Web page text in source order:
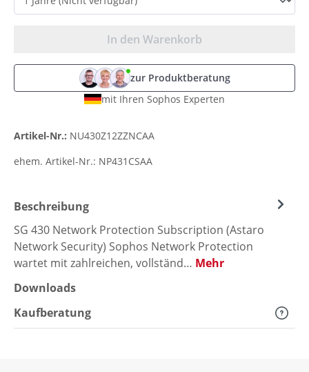
In den Warenkorb
zur Produktberatung
mit Ihren Sophos Experten
Artikel-Nr.: NU430Z12ZZNCAA
ehem. Artikel-Nr.: NP431CSAA
Beschreibung
SG 430 Network Protection Subscription (Astaro
Network Security) Sophos Network Protection
wartet mit zahlreichen, vollständ… Mehr
Downloads
Kaufberatung